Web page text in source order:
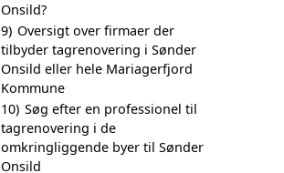
Onsild?
9) Oversigt over firmaer der
tilbyder tagrenovering i Sønder
Onsild eller hele Mariagerfjord
Kommune
10) Søg efter en professionel til
tagrenovering i de
omkringliggende byer til Sønder
Onsild